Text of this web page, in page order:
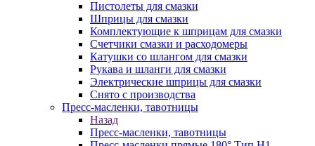
Пистолеты для смазки
Шприцы для смазки
Комплектующие к шприцам для смазки
Счетчики смазки и расходомеры
Катушки со шлангом для смазки
Рукава и шланги для смазки
Электрические шприцы для смазки
Снято с производства
Пресс-масленки, тавотницы
Назад
Пресс-масленки, тавотницы